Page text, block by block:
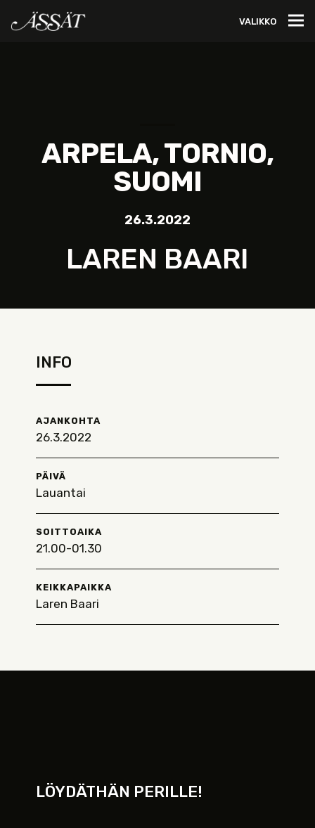
VALIKKO
ARPELA, TORNIO,
SUOMI
26.3.2022
LAREN BAARI
INFO
AJANKOHTA
26.3.2022
PÄIVÄ
Lauantai
SOITTOAIKA
21.00-01.30
KEIKKAPAIKKA
Laren Baari
LÖYDÄTHÄN PERILLE!